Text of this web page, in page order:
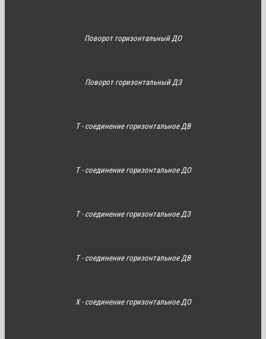
Поворот горизонтальный ДО
Поворот горизонтальный ДЗ
Т - соединение горизонтальное ДВ
Т - соединение горизонтальное ДО
Т - соединение горизонтальное ДЗ
Т - соединение горизонтальное ДВ
Х - соединение горизонтальное ДО